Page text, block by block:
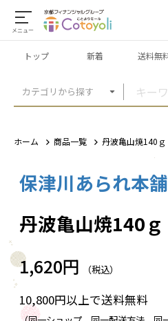
メニュー
カテゴリから探す
トップ 新着 送料無
ホーム 商品一覧 丹波亀山焼140ｇ
保津川あられ本舗
丹波亀山焼140ｇ
1,620円 （税込）
10,800円以上で送料無料